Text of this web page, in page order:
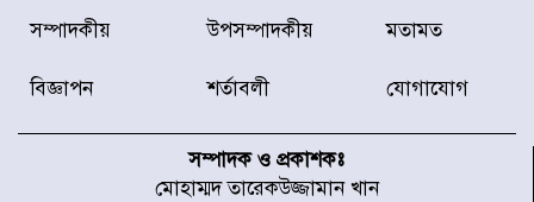
জুলাই গণঅভ্যুত্থানে আহত যোদ্ধা
মিতুর খোঁজ নিলেন প্রধানমন্ত্রী
শহীদের তালিকা প্রকাশ করল JRA
সম্পাদকীয় উপসম্পাদকীয় মতামত
বিজ্ঞাপন শর্তাবলী যোগাযোগ
সম্পাদক ও প্রকাশকঃ
মোহাম্মদ তারেকউজ্জামান খান